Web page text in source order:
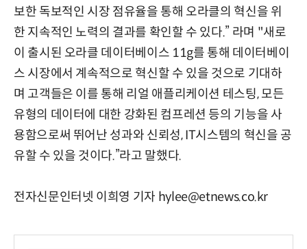
보한 독보적인 시장 점유율을 통해 오라클의 혁신을 위
한 지속적인 노력의 결과를 확인할 수 있다.” 라며 "새로
이 출시된 오라클 데이터베이스 11g를 통해 데이터베이
스 시장에서 계속적으로 혁신할 수 있을 것으로 기대하
며 고객들은 이를 통해 리얼 애플리케이션 테스팅, 모든
유형의 데이터에 대한 강화된 컴프레션 등의 기능을 사
용함으로써 뛰어난 성과와 신뢰성, IT시스템의 혁신을 공
유할 수 있을 것이다.”라고 말했다.
전자신문인터넷 이희영 기자 hylee@etnews.co.kr